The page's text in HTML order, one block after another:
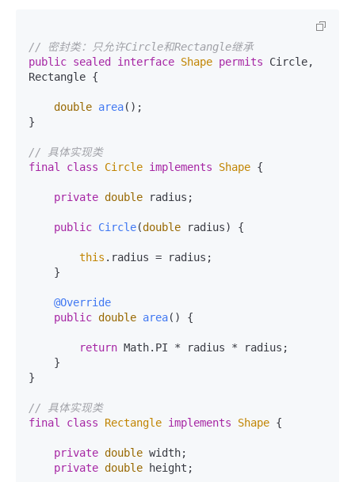
// 密封类：只允许Circle和Rectangle继承
public sealed interface Shape permits Circle,
Rectangle {
double area() ;
}
// 具体实现类
final
class Circle implements Shape {
private double radius;
public Circle(double radius) {
this .radius = radius;
@Override
public double area() {
return Math.PI * radius * radius;
}
// 具体实现类
final
class Rectangle implements Shape {
private double width;
private double height;